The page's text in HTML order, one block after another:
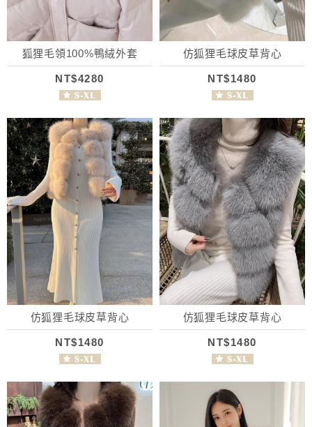
狐狸毛領100%鴨絨外套
NT$4280
仿狐狸毛球皮草背心
NT$1480
仿狐狸毛球皮草背心
NT$1480
仿狐狸毛球皮草背心
NT$1480